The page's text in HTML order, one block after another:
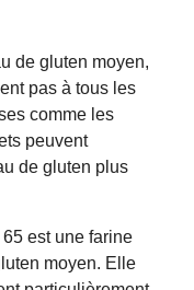
de gluten moyen,
pas à tous les
comme les
peuvent
de gluten plus
est une farine
moyen. Elle